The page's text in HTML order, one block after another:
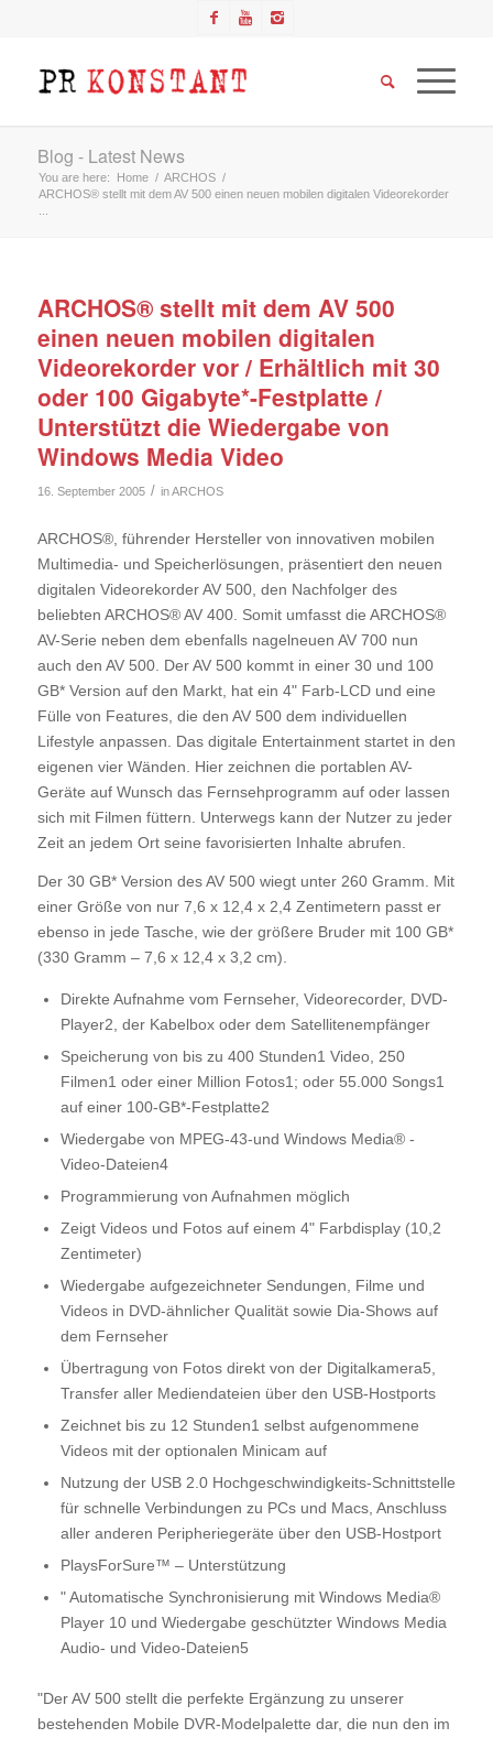
Blog - Latest News
You are here: Home / ARCHOS /
ARCHOS® stellt mit dem AV 500 einen neuen mobilen digitalen Videorekorder
ARCHOS® stellt mit dem AV 500
einen neuen mobilen digitalen
Videorekorder vor / Erhältlich mit 30
oder 100 Gigabyte*-Festplatte /
Unterstützt die Wiedergabe von
Windows Media Video
16. September 2005 / inARCHOS
ARCHOS®, führender Hersteller von innovativen mobilen
Multimedia- und Speicherlösungen, präsentiert den neuen
digitalen Videorekorder AV 500, den Nachfolger des
beliebten ARCHOS® AV 400. Somit umfasst die ARCHOS®
AV-Serie neben dem ebenfalls nagelneuen AV 700 nun
auch den AV 500. Der AV 500 kommt in einer 30 und 100
GB* Version auf den Markt, hat ein 4" Farb-LCD und eine
Fülle von Features, die den AV 500 dem individuellen
Lifestyle anpassen. Das digitale Entertainment startet in den
eigenen vier Wänden. Hier zeichnen die portablen AV-
Geräte auf Wunsch das Fernsehprogramm auf oder lassen
sich mit Filmen füttern. Unterwegs kann der Nutzer zu jeder
Zeit an jedem Ort seine favorisierten Inhalte abrufen.
Der 30 GB* Version des AV 500 wiegt unter 260 Gramm. Mit
einer Größe von nur 7,6 x 12,4 x 2,4 Zentimetern passt er
ebenso in jede Tasche, wie der größere Bruder mit 100 GB*
(330 Gramm – 7,6 x 12,4 x 3,2 cm).
Direkte Aufnahme vom Fernseher, Videorecorder, DVD-
Player2, der Kabelbox oder dem Satellitenempfänger
Speicherung von bis zu 400 Stunden1 Video, 250
Filmen1 oder einer Million Fotos1; oder 55.000 Songs1
auf einer 100-GB*-Festplatte2
Wiedergabe von MPEG-43-und Windows Media® -
Video-Dateien4
Programmierung von Aufnahmen möglich
Zeigt Videos und Fotos auf einem 4" Farbdisplay (10,2
Zentimeter)
Wiedergabe aufgezeichneter Sendungen, Filme und
Videos in DVD-ähnlicher Qualität sowie Dia-Shows auf
dem Fernseher
Übertragung von Fotos direkt von der Digitalkamera5,
Transfer aller Mediendateien über den USB-Hostports
Zeichnet bis zu 12 Stunden1 selbst aufgenommene
Videos mit der optionalen Minicam auf
Nutzung der USB 2.0 Hochgeschwindigkeits-Schnittstelle
für schnelle Verbindungen zu PCs und Macs, Anschluss
aller anderen Peripheriegeräte über den USB-Hostport
PlaysForSure™ – Unterstützung
" Automatische Synchronisierung mit Windows Media®
Player 10 und Wiedergabe geschützter Windows Media
Audio- und Video-Dateien5
"Der AV 500 stellt die perfekte Ergänzung zu unserer
bestehenden Mobile DVR-Modelpalette dar, die nun den im